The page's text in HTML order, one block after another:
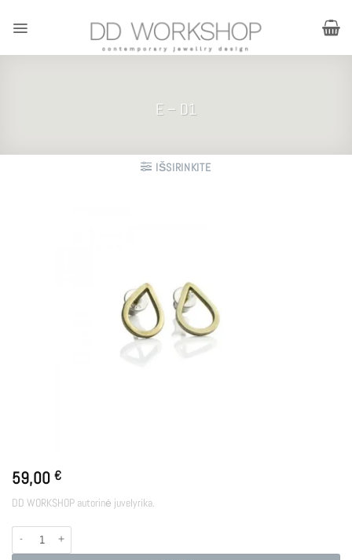
E – D1
IŠSIRINKITE
59,00 €
DD WORKSHOP autorinė juvelyrika.
produkto kiekis: E - D1